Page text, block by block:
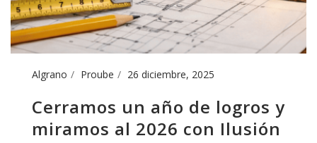
Algrano Proube 26 diciembre, 2025
Cerramos un año de logros y
miramos al 2026 con Ilusión